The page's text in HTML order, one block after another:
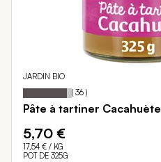
JARDIN BIO
Notation: 90
% of
( 36 )
Pâte à tartiner Cacahuète
5,70 €
17,54 € / KG
POT DE 325G